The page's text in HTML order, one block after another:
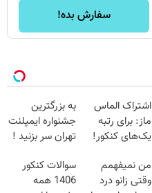
سفارش بده!
اشتراک الماس
ماز: برای رتبه
یک‌های کنکور!
به بزرگترین
جشنواره ایمپلنت
تهران سر بزنید !
میلیون !
من نمیفهمم
وقتی زانو درد
سوالات کنکور
1406 همه